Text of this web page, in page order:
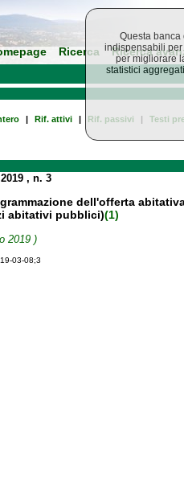
Ricerca Ricerca
| Rif. attivi | Rif. passivi | Testi
, n. 3
dell'offerta
abitativi pubblici)(1)
2019 )
03-08;3
Questa banca
indispensabili
per migliorare
statistici